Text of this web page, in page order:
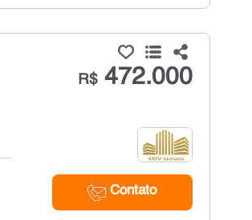
R$472.000
Contato